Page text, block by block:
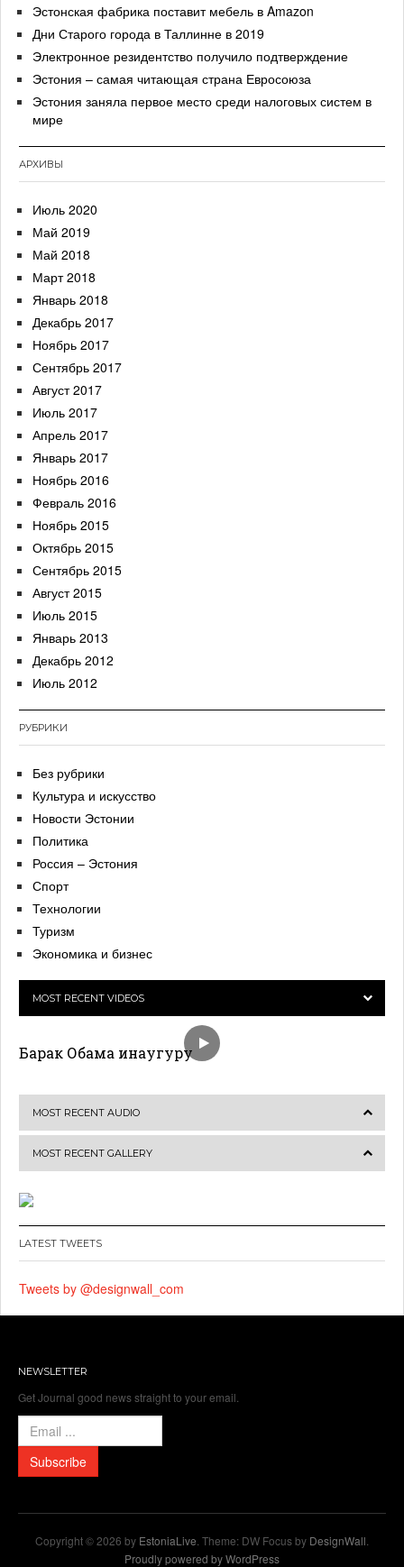
Эстонская фабрика поставит мебель в Amazon
Дни Старого города в Таллинне в 2019
Электронное резидентство получило подтверждение
Эстония – самая читающая страна Евросоюза
Эстония заняла первое место среди налоговых систем в
мире
АРХИВЫ
Июль 2020
Май 2019
Май 2018
Март 2018
Январь 2018
Декабрь 2017
Ноябрь 2017
Сентябрь 2017
Август 2017
Июль 2017
Апрель 2017
Январь 2017
Ноябрь 2016
Февраль 2016
Ноябрь 2015
Октябрь 2015
Сентябрь 2015
Август 2015
Июль 2015
Январь 2013
Декабрь 2012
Июль 2012
РУБРИКИ
Без рубрики
Культура и искусство
Новости Эстонии
Политика
Россия – Эстония
Спорт
Технологии
Туризм
Экономика и бизнес
MOST RECENT VIDEOS
Барак Обама инаугуру
MOST RECENT AUDIO
MOST RECENT GALLERY
LATEST TWEETS
Tweets by @designwall_com
NEWSLETTER
Get Journal good news straight to your email.
Copyright © 2026 by EstoniaLive . Theme: DW Focus by DesignWall
Proudly powered by WordPress